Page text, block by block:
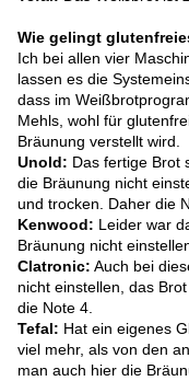
Wie gelingt
Ich bei allen vier
lassen es die
dass im
Mehls, wohl für
Bräunung verstellt wird.
Unold: Das fertige Brot
die Bräunung nicht
und trocken. Daher die
Kenwood: Leider war
Bräunung nicht
Clatronic: Auch bei
nicht einstellen, das
die Note 4.
Tefal: Hat ein eigenes
viel mehr, als von den
man auch hier die